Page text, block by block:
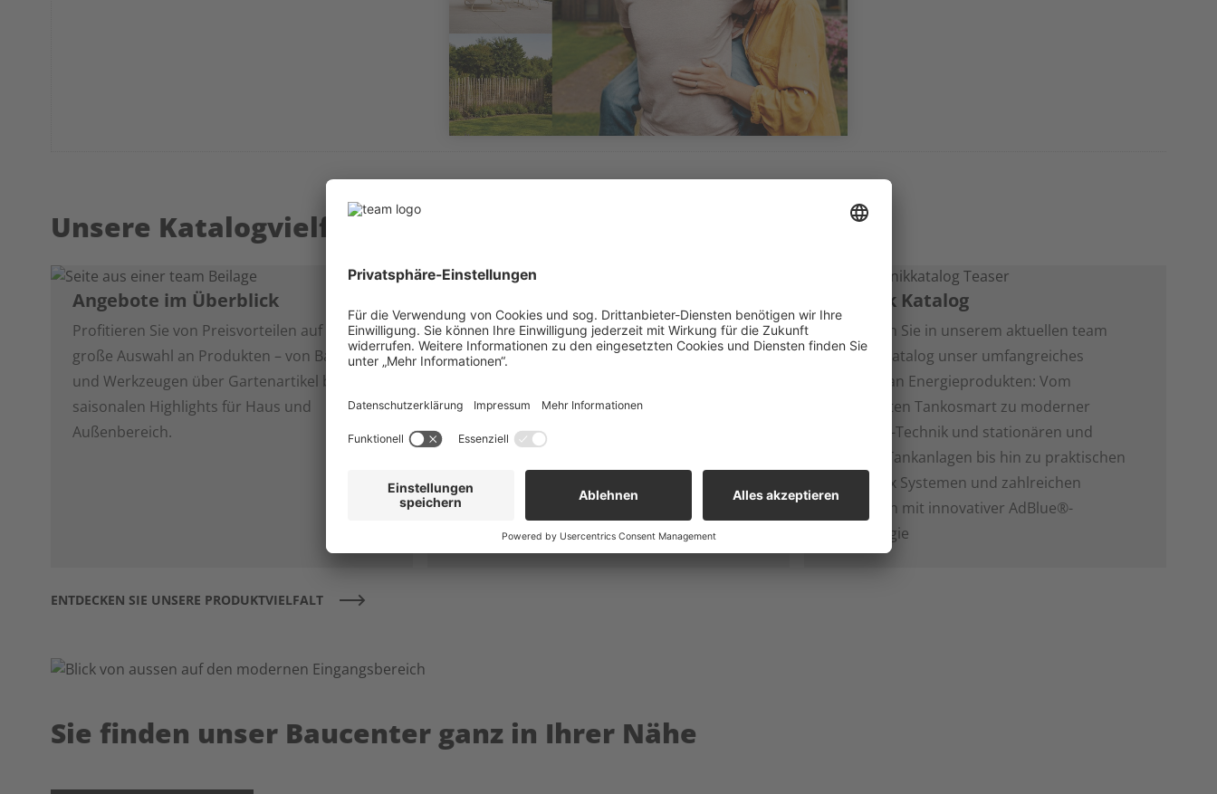
Unsere Katalogvielfalt
Angebote im Überblick
Profitieren Sie von Preisvorteilen auf eine
große Auswahl an Produkten – von Baustoffen
und Werkzeugen über Gartenartikel bis hin zu
saisonalen Highlights für Haus und
Außenbereich.
Finden Sie alle Neuheiten von uns rund um die
Gartengestaltung – wie z. B. Mauersteine,
innovativen Unterkonstruktionen, Blockstufen
oder Gerätehäuser.
Technik Katalog
Entdecken Sie in unserem aktuellen team
Technik-Katalog unser umfangreiches
Angebot an Energieprodukten: Vom
intelligenten Tankosmart zu moderner
Kraftstoff-Technik und stationären und
mobilen Tankanlagen bis hin zu praktischen
Diesel Box Systemen und zahlreichen
Produkten mit innovativer AdBlue®-
Technologie
ENTDECKEN SIE UNSERE PRODUKTVIELFALT
Sie finden unser Baucenter ganz in Ihrer Nähe